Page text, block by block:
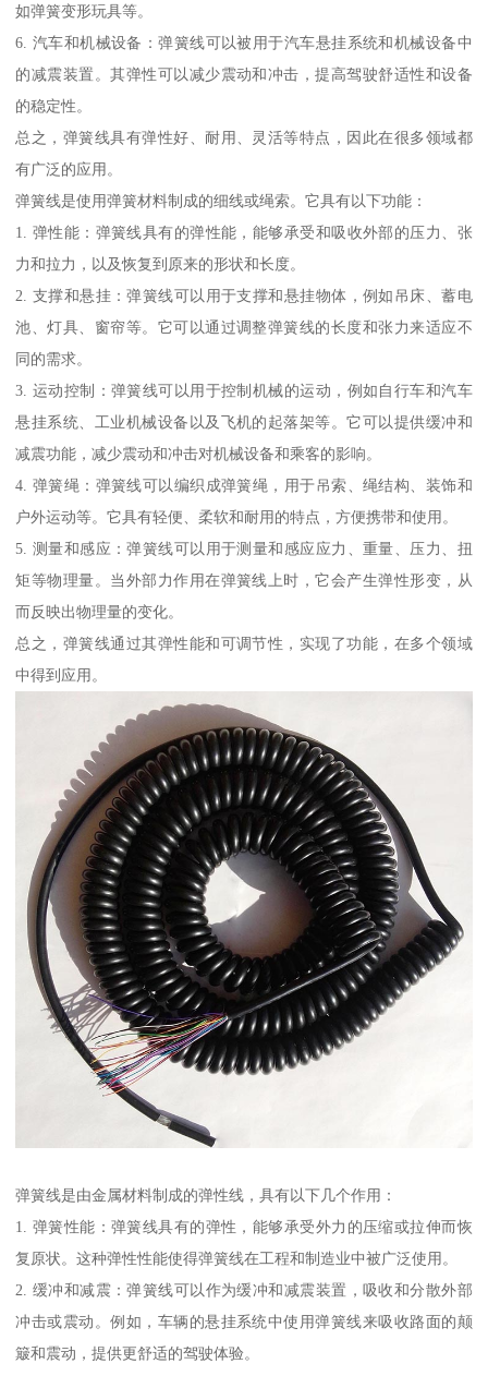
如弹簧变形玩具等。
6. 汽车和机械设备：弹簧线可以被用于汽车悬挂系统和机械设备中
的减震装置。其弹性可以减少震动和冲击，提高驾驶舒适性和设备
的稳定性。
总之，弹簧线具有弹性好、耐用、灵活等特点，因此在很多领域都
有广泛的应用。
弹簧线是使用弹簧材料制成的细线或绳索。它具有以下功能：
1. 弹性能：弹簧线具有的弹性能，能够承受和吸收外部的压力、张
力和拉力，以及恢复到原来的形状和长度。
2. 支撑和悬挂：弹簧线可以用于支撑和悬挂物体，例如吊床、蓄电
池、灯具、窗帘等。它可以通过调整弹簧线的长度和张力来适应不
同的需求。
3. 运动控制：弹簧线可以用于控制机械的运动，例如自行车和汽车
悬挂系统、工业机械设备以及飞机的起落架等。它可以提供缓冲和
减震功能，减少震动和冲击对机械设备和乘客的影响。
4. 弹簧绳：弹簧线可以编织成弹簧绳，用于吊索、绳结构、装饰和
户外运动等。它具有轻便、柔软和耐用的特点，方便携带和使用。
5. 测量和感应：弹簧线可以用于测量和感应应力、重量、压力、扭
矩等物理量。当外部力作用在弹簧线上时，它会产生弹性形变，从
而反映出物理量的变化。
总之，弹簧线通过其弹性能和可调节性，实现了功能，在多个领域
中得到应用。
弹簧线是由金属材料制成的弹性线，具有以下几个作用：
1. 弹簧性能：弹簧线具有的弹性，能够承受外力的压缩或拉伸而恢
复原状。这种弹性性能使得弹簧线在工程和制造业中被广泛使用。
2. 缓冲和减震：弹簧线可以作为缓冲和减震装置，吸收和分散外部
冲击或震动。例如，车辆的悬挂系统中使用弹簧线来吸收路面的颠
簸和震动，提供更舒适的驾驶体验。